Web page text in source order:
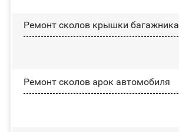
Ремонт сколов крышки багажника
Ремонт сколов арок автомобиля